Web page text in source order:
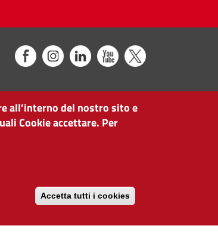
all’interno del nostro sito e
Cookie accettare. Per
Accetta tutti i cookies